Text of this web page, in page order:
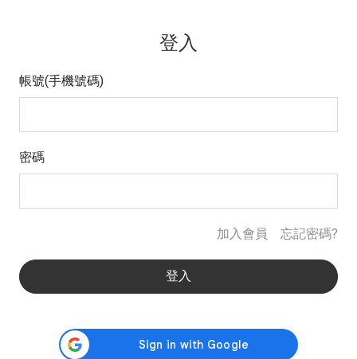
登入
帳號(手機號碼)
密碼
忘記密碼?
加入會員